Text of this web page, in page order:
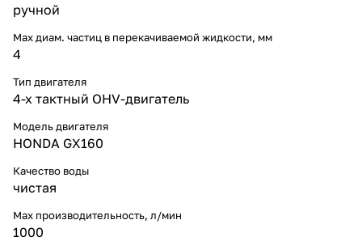
ручной
Max диам. частиц в перекачиваемой жидкости, мм
4
Тип двигателя
4-х тактный OHV-двигатель
Модель двигателя
HONDA GX160
Качество воды
чистая
Max производительность, л/мин
1000